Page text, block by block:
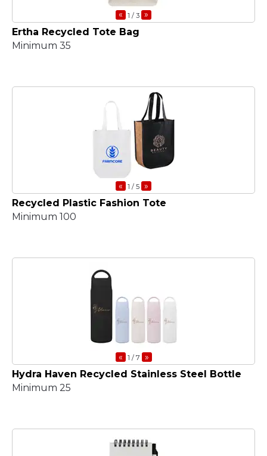
« 1 / 3 »
Ertha Recycled Tote Bag
Minimum 35
« 1 / 5 »
Recycled Plastic Fashion Tote
Minimum 100
« 1 / 7 »
Hydra Haven Recycled Stainless Steel Bottle
Minimum 25